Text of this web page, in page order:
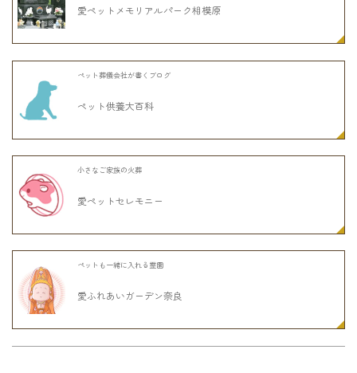
愛ペットメモリアルパーク相模原
ペット葬儀会社が書くブログ
ペット供養大百科
小さなご家族の火葬
愛ペットセレモニー
ペットも一緒に入れる霊園
愛ふれあいガーデン奈良